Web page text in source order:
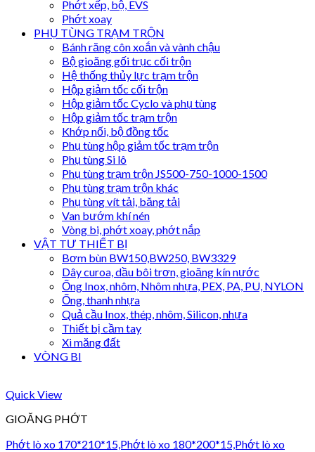
Phớt xếp, bộ, EVS
Phớt xoay
PHỤ TÙNG TRẠM TRỘN
Bánh răng côn xoắn và vành chậu
Bộ gioăng gối trục cối trộn
Hệ thống thủy lực trạm trộn
Hộp giảm tốc cối trộn
Hộp giảm tốc Cyclo và phụ tùng
Hộp giảm tốc trạm trộn
Khớp nối, bộ đồng tốc
Phụ tùng hộp giảm tốc trạm trộn
Phụ tùng Si lô
Phụ tùng trạm trộn JS500-750-1000-1500
Phụ tùng trạm trộn khác
Phụ tùng vít tải, băng tải
Van bướm khí nén
Vòng bi, phớt xoay, phớt nắp
VẬT TƯ THIẾT BỊ
Bơm bùn BW150,BW250, BW3329
Dây curoa, dầu bôi trơn, gioăng kín nước
Ống Inox, nhôm, Nhôm nhựa, PEX, PA, PU, NYLON
Ống, thanh nhựa
Quả cầu Inox, thép, nhôm, Silicon, nhựa
Thiết bị cầm tay
Xi măng đất
VÒNG BI
Quick View
GIOĂNG PHỚT
Phớt lò xo 170*210*15,Phớt lò xo 180*200*15,Phớt lò xo